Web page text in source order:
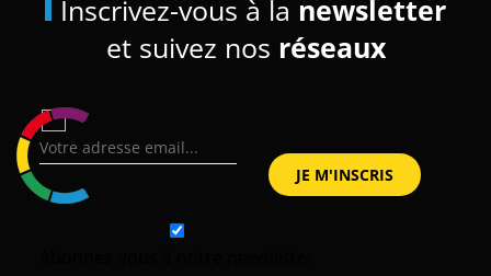
Inscrivez-vous à la newsletter
et suivez nos réseaux